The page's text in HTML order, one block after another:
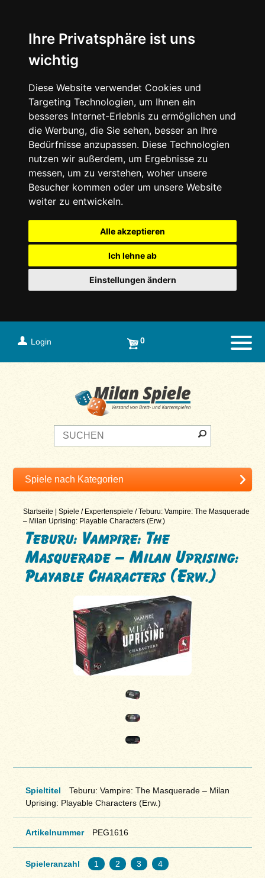
Ihre Privatsphäre ist uns
wichtig
Diese Website verwendet Cookies und
Targeting Technologien, um Ihnen ein
besseres Internet-Erlebnis zu ermöglichen und
die Werbung, die Sie sehen, besser an Ihre
Bedürfnisse anzupassen. Diese Technologien
nutzen wir außerdem, um Ergebnisse zu
messen, um zu verstehen, woher unsere
Besucher kommen oder um unsere Website
weiter zu entwickeln.
Alle akzeptieren
Ich lehne ab
Einstellungen ändern
Login 0
Startseite |Spiele / Expertenspiele /Teburu: Vampire: The Masquerade
– Milan Uprising: Playable Characters (Erw.)
Teburu: Vampire: The
Masquerade – Milan Uprising:
Playable Characters (Erw.)
Spieltitel
Teburu: Vampire: The Masquerade – Milan
Uprising: Playable Characters (Erw.)
Artikelnummer PEG1616
Spieleranzahl 1 2 3 4